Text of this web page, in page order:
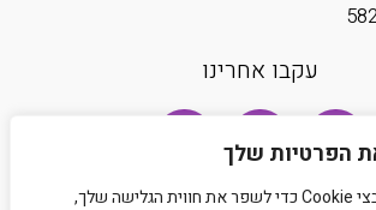
הפרטיות שלך
אנו משתמשים בקובצי Cookie כדי לשפר את חווית הגלישה שלך,
עקבו אחרינו